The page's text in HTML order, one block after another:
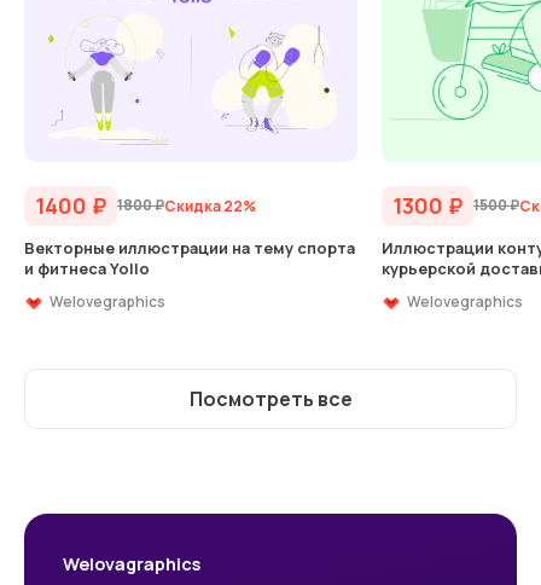
1400 ₽ 1800₽Скидка 22%
Векторные иллюстрации на тему спорта
и фитнеса Yollo
Welovegraphics
1300 ₽ 1500₽
Иллюстрации
курьерской
Welovegraphics
Посмотреть все
Welovagraphics